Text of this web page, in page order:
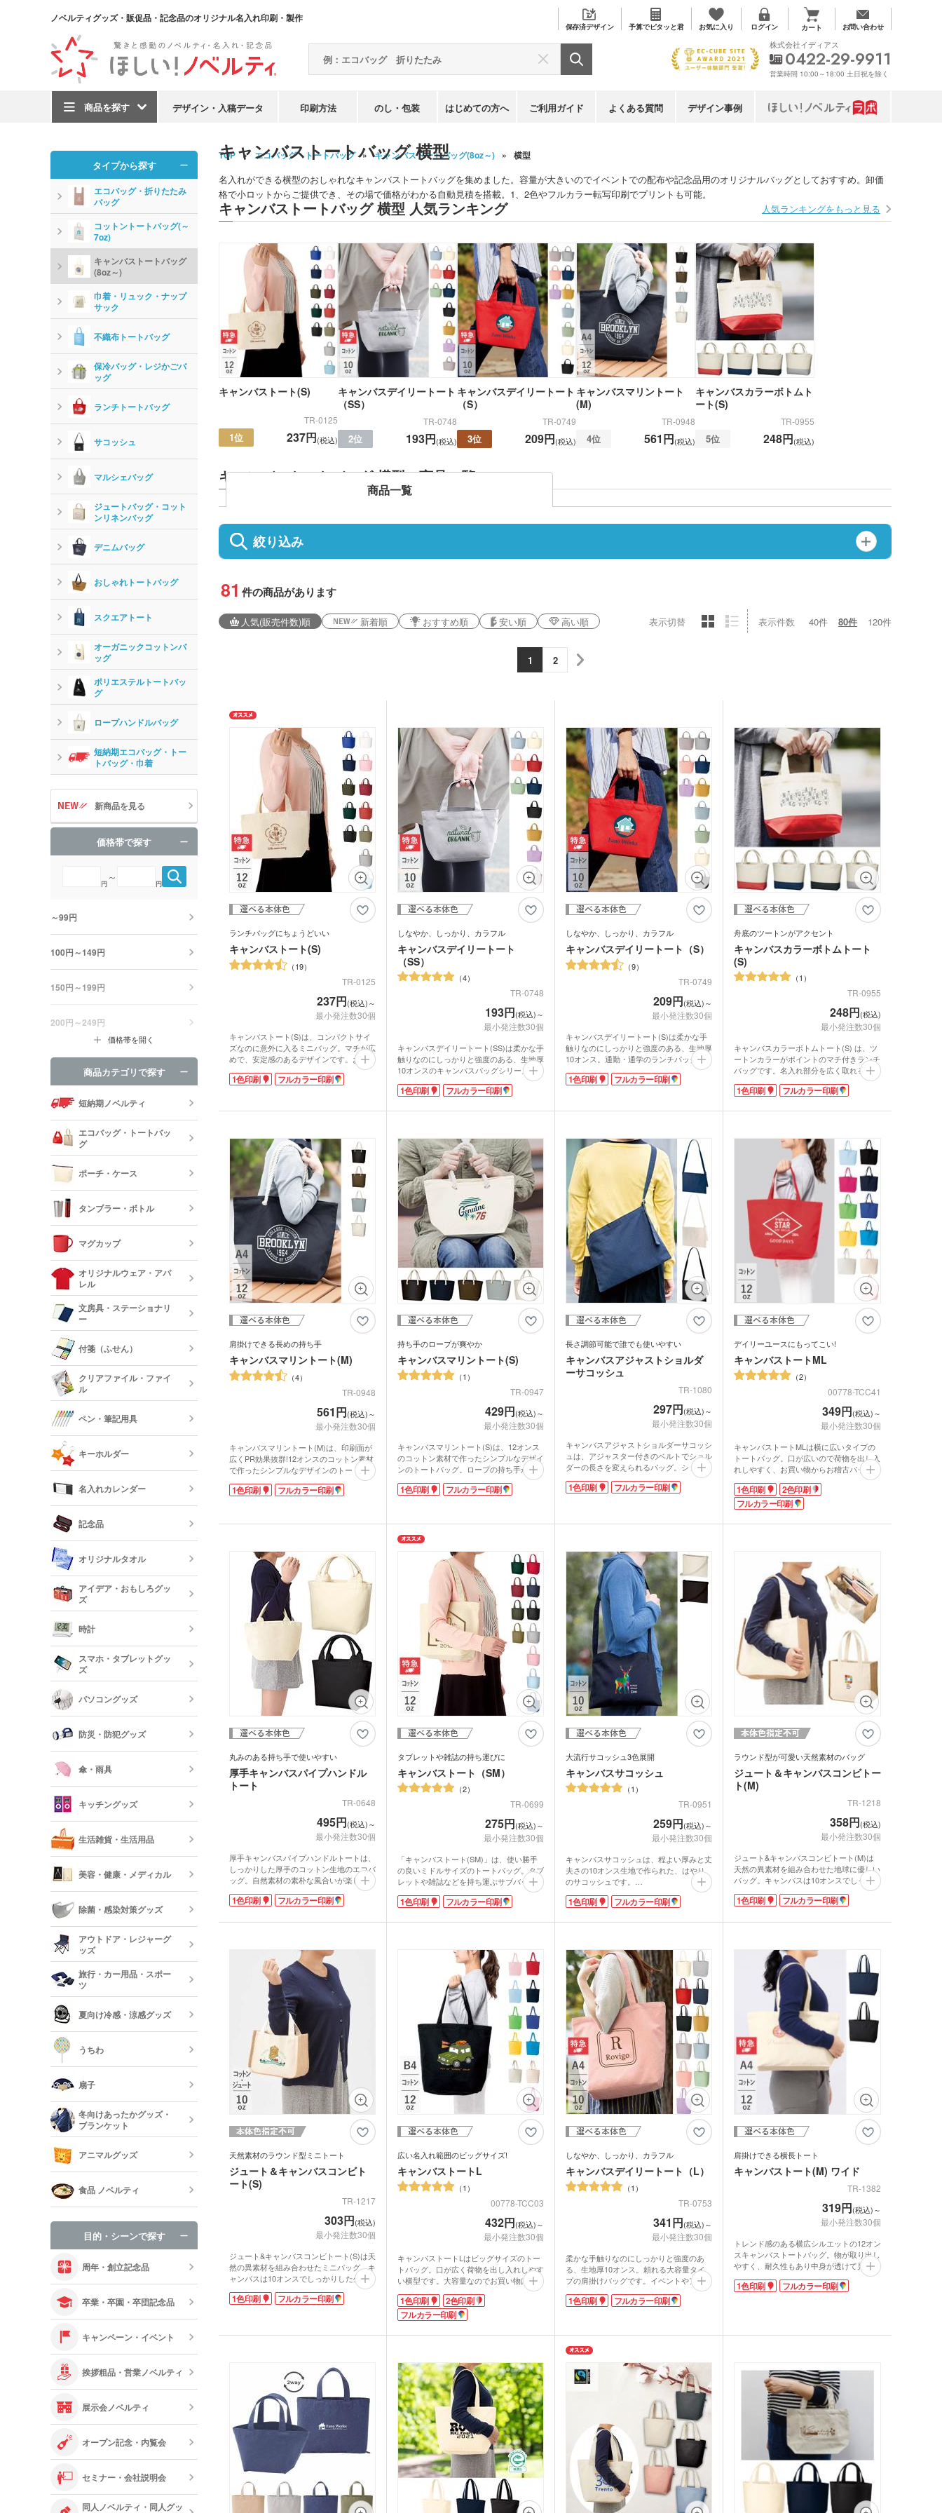
ノベルティグッズ・販促品・記念品のオリジナル名入れ印刷・製作
保存済デザイン 予算でピタッと君 お気に入り ログイン カート お問い合わせ
商品を探す デザイン・入稿データ 印刷方法 のし・包装 はじめての方へ ご利用ガイド よくある質問 デザイン事例
株式会社イディアス
0422-29-9911
営業時間 10:00～18:00 土日祝を除く
TOP エコバッグ・トートバッグ キャンバストートバッグ(8oz～) 横型
キャンバストートバッグ 横型
名入れができる横型のおしゃれなキャンバストートバッグを集めました。容量が大きいのでイベントでの配布や記念品用のオリジナルバッグとしておすすめ。卸価
格で小ロットからご提供でき、その場で価格がわかる自動見積を搭載。1、2色やフルカラー転写印刷でプリントも可能。
キャンバストートバッグ 横型 人気ランキング 人気ランキングをもっと見る
キャンバストート(S)
TR-0125
1位 237円(税込)
キャンバスデイリートート
（SS）
TR-0748
2位 193円(税込)
キャンバスデイリートート
（S）
TR-0749
3位 209円(税込)
キャンバスマリントート
(M)
TR-0948
4位 561円(税込)
キャンバスカラーボトムト
ート(S)
TR-0955
5位 248円(税込)
キャンバストートバッグ 横型 商品一覧
商品一覧
絞り込み
81 件の商品があります
人気(販売件数)順 新着順 おすすめ順 安い順 高い順 表示切替 表示件数 40件 80件 120件
1 2
ランチバッグにちょうどいい
キャンバストート(S)
19
TR-0125
237円(税込)～
最小発注数30個
キャンバストート(S)は、コンパクトサイ
ズなのに意外に入るミニバッグ。マチが広
めで、安定感のあるデザインです。お弁当
や小物などの持ち歩きにいかが。しっかり
した生地でコットン100%のナチュラルな
展示会のイメージカラーにあわせてバッグ
印刷面が広いためPR効果も抜群。社名や
ロゴを名入れしたオリジナルエコバッグ
は、小ロットでも制作可能です。
1色印刷 フルカラー印刷
しなやか、しっかり、カラフル
キャンバスデイリートート
（SS）
4
TR-0748
193円(税込)～
最小発注数30個
キャンバスデイリートート(SS)は柔かな手
触りなのにしっかりと強度のある、生地厚
10オンスのキャンバスバッグシリーズ。
お財布やスマホ、ハンカチなどの必要最低
限のモノの持ち運びに便利なサイズのバッ
りです。
ラーまで揃ったカラフルな色展開。企業カ
ラーやイベント・展示会のイメージカラー
にあわせて選ぶことができます。印刷面が
広いのでPR効果も抜群ですよ。
1色印刷 フルカラー印刷
しなやか、しっかり、カラフル
キャンバスデイリートート（S）
9
TR-0749
209円(税込)～
最小発注数30個
キャンバスデイリートート(S)は柔かな手
触りなのにしっかりと強度のある、生地厚
10オンス。通勤・通学のランチバッグに
ぴったりのサイズです。気軽に持てる大き
さなので、日常使いのサブバッグとしても
ラーまで揃ったカラフルな色展開。企業カ
にあわせて選ぶことができます。印刷面が
広いのでPR効果も抜群ですよ。
1色印刷 フルカラー印刷
舟底のツートンがアクセント
キャンバスカラーボトムトート
(S)
1
TR-0955
248円(税込)
最小発注数30個
キャンバスカラーボトムトート(S) は、ツ
ートンカラーがポイントのマチ付きランチ
バッグです。名入れ部分を広く取れるのが
特徴で、 本体色をアクセントにオリジナ
ルの名入れがしっかり目立ちます。
なコンパクトサイズで、ランチタイムやち
トンカラーがアクセントとなり、ベーシッ
クでありながら、お洒落なデザインは普段
使いにもピッタリ。企業カラーに合わせ
て、ひと味違ったノベルティバッグを制作
してみませんか?
1色印刷 フルカラー印刷
肩掛けできる長めの持ち手
キャンバスマリントート(M)
4
TR-0948
561円(税込)～
最小発注数30個
キャンバスマリントート(M)は、印刷面が
広くPR効果抜群!12オンスのコットン素材
で作ったシンプルなデザインのトートバッ
グです。雑貨店でオリジナルバッグを作っ
たり、お店のノベルティに人気がありま
慢です。街中やキャンパスでもお洒落に持
1色印刷 フルカラー印刷
持ち手のロープが爽やか
キャンバスマリントート(S)
1
TR-0947
429円(税込)～
最小発注数30個
キャンバスマリントート(S)は、12オンス
のコットン素材で作ったシンプルなデザイ
ンのトートバッグ。ロープの持ち手がアク
セントになっています。ロゴ印刷でオリジ
ナルのバッグが制作できるので来店プレゼ
ートバッグです。
1色印刷 フルカラー印刷
長さ調節可能で誰でも使いやすい
キャンバスアジャストショルダ
ーサコッシュ
TR-1080
297円(税込)～
最小発注数30個
キャンバスアジャストショルダーサコッシ
ュは、アジャスター付きのベルトでショル
ダーの長さを変えられるバッグ。ショルダ
ーを短くして持ち歩く流行のスタイルも可
能なので、スタイリッシュさを演出できま
しにくい安心設計になっています。
示会でのノベルティにおすすめ。シンプル
な無地のデザインで、フルカラーの印刷も
よく映えます。価格もお手頃なので、オリ
ジナルグッズとしての販売にもピッタリで
す。
1色印刷 フルカラー印刷
デイリーユースにもってこい!
キャンバストートML
2
00778-TCC41
349円(税込)～
最小発注数30個
キャンバストートMLは横に広いタイプの
トートバッグ。口が広いので荷物を出し入
れしやすく、お買い物からお稽古バッグま
12オンスの厚手キャンバス生地で、耐久性
もバッチリ。中身が透けて見えることがあ
カラーは定番色からカラフル色まで12種類
ます。販促ノベルティや同人バッグなど幅
広く活用いただけます。
1色印刷
2色印刷
フルカラー印刷
丸みのある持ち手で使いやすい
厚手キャンバスパイプハンドル
トート
TR-0648
495円(税込)～
最小発注数30個
厚手キャンバスパイプハンドルトートは、
しっかりした厚手のコットン生地のエコバ
ッグ。自然素材の素朴な風合いが楽しめま
す。ハンドル(持ち手)は、パイプのように
丸みのあるタイプ。持ちやすく、広めのマ
るバッグです。
1色印刷 フルカラー印刷
タブレットや雑誌の持ち運びに
キャンバストート（SM）
2
TR-0699
275円(税込)～
最小発注数30個
「キャンバストート(SM)」は、使い勝手
の良いミドルサイズのトートバッグ。タブ
レットや雑誌などを持ち運ぶサブバッグに
ぴったり。レッスンバッグにも重宝しま
す。印刷面が広いのでPR効果抜群。オリ
能です。自然な風合いのコットン素材、ど
ラルカラーと、選べて楽しい豊富なカラー
をご用意しました。
1色印刷 フルカラー印刷
大流行サコッシュ3色展開
キャンバスサコッシュ
1
TR-0951
259円(税込)～
最小発注数30個
キャンバスサコッシュは、程よい厚みと丈
夫さの10オンス生地で作られた、はやり
のサコッシュです。
中身が取り出しやすく、必要最低限の荷物
を入れる設計のサコッシュは、アウトドア
爆発的に人気が広がり、今も大流行中。口
も安心。長めのハンドルは結んでもオシャ
レになりますね。
オリジナルの名入れバッグは小ロットから
作れるので、展示会やイベント、セミナー
などにもぴったりのノベルティです。
1色印刷 フルカラー印刷
ラウンド型が可愛い天然素材のバッグ
ジュート＆キャンバスコンビトー
ト(M)
TR-1218
358円(税込)
最小発注数30個
ジュート&キャンバスコンビトート(M)は
天然の異素材を組み合わせた地球に優しい
バッグ。キャンバスは10オンスでしっかり
した生地感です。ジュートは麻の一種の天
然素材。ざっくりとしたジュートの素材感
ゃれです!ジュート裏はコーティング加工
肩掛けできてA4サイズの書類がぴったり
入るサイズ感です。マチが広く収納しやす
いので普段使いにも活躍します。1色印刷
か転写印刷をして贈り物や引き出物などに
お勧めです。
1色印刷 フルカラー印刷
天然素材のラウンド型ミニトート
ジュート＆キャンバスコンビト
ート(S)
TR-1217
303円(税込)
最小発注数30個
ジュート&キャンバスコンビトート(S)は天
然の異素材を組み合わせたミニバッグ。キ
ャンバスは10オンスでしっかりした生地
感です。麻の一種で天然素材のジュートは
ざっくりとした素材感でお洒落!裏はコー
ラウンド型でコロンとした形がキュート。
です。ランチトートはもちろん普段使いに
もお勧め。1色印刷か転写印刷が可能で
す。オープン記念やカフェのオリジナルノ
ベルティにいかがでしょうか。
1色印刷 フルカラー印刷
広い名入れ範囲のビッグサイズ!
キャンバストートL
1
00778-TCC03
432円(税込)～
最小発注数30個
キャンバストートLはビッグサイズのトー
トバッグ。口が広く荷物を出し入れしやす
い横型です。大容量なのでお買い物はもち
ろん、ランドリーバッグからアウトドアま
でマルチに大活躍!
12オンスの厚手キャンバス生地で、耐久
ありません。
ラー印刷が対応可能。印刷するデザインに
よってオリジナリティの高いバッグを製作
できます。販促ノベルティや同人バッグな
ど幅広く活用いただけます。
1色印刷
2色印刷
フルカラー印刷
しなやか、しっかり、カラフル
キャンバスデイリートート（L）
1
TR-0753
341円(税込)～
最小発注数30個
柔かな手触りなのにしっかりと強度のあ
る、生地厚10オンス。頼れる大容量タイ
プの肩掛けバッグです。イベントやアウト
ドア、レジャーなどで大活躍します。スー
パーでのまとめ買いにも!
ラーやイベント・展示会のイメージカラー
にあわせて選ぶことができます。印刷面が
1色印刷 フルカラー印刷
肩掛けできる横長トート
キャンバストート(M) ワイド
TR-1382
319円(税込)～
最小発注数30個
トレンド感のある横広シルエットの12オン
スキャンバストートバッグ。物が取り出し
やすく、耐久性もあり中身が透けて見える
ことがありません。肩掛けができる長めの
ハンドル。舟底マチ付きでA4書類やPC・
シンプルな無地のデザインのバッグは、ロ
PR効果抜群です。
1色印刷 フルカラー印刷
タイプから探す
エコバッグ・折りたたみ
バッグ
コットントートバッグ(～
7oz)
キャンバストートバッグ
(8oz～)
巾着・リュック・ナップ
サック
不織布トートバッグ
保冷バッグ・レジかごバ
ッグ
ランチトートバッグ
サコッシュ
マルシェバッグ
ジュートバッグ・コット
ンリネンバッグ
デニムバッグ
おしゃれトートバッグ
スクエアトート
オーガニックコットンバ
ッグ
ポリエステルトートバッ
グ
ロープハンドルバッグ
短納期エコバッグ・トー
トバッグ・巾着
新商品を見る
価格帯で探す
円
～
円
～99円
100円～149円
150円～199円
200円～249円
価格帯を開く
商品カテゴリで探す
短納期ノベルティ
エコバッグ・トートバッ
グ
エコバッグ・折りたたみバ
ッグ
コットントートバッグ(～
キャンバストートバッグ
(8oz～)
巾着・リュック・ナップサ
ック
不織布トートバッグ
保冷バッグ・レジかごバッ
ランチトートバッグ サコッシュ マルシェバッグ
ジュートバッグ・コットン
リネンバッグ
デニムバッグ おしゃれトートバッグ
スクエアトート
オーガニックコットンバッ
グ
ポリエステルトートバッグ
ロープハンドルバッグ
短納期エコバッグ・トート
ポーチ・ケース
キャンバスポーチ ポリエステルポーチ クリア・ビニールポーチ
デニムポーチ 本革・レザー調ポーチ フラットポーチ
コスメポーチ
スマホショルダー・スマホ
ポーチ
短納期ポーチ
タンブラー・ボトル
ステンレスタンブラー・ア
ルミタンブラー
台紙タンブラー（カスタム
デザインタンブラー）
プラスチックタンブラー
保冷・保温タンブラー
ステンレスボトル・マグボ
トル
アルミボトル・マウンテン
ボトル（カラビナ付）
クリアボトル・プラスチッ
クボトル
スープジャー・フードポッ
ト
ミニボトル・ポケットボト
ル
オリジナルグラス・ビアグ
ボトルホルダー・ペットボ
マグカップ
陶器マグカップ・磁器マグ
カップ
ガラスマグカップ
プラスチックマグカップ・
バンブーマグカップ
ステンレスマグカップ 湯のみ
オリジナルウェア・アパ
レル
オリジナルTシャツ(半袖・
長袖)
オリジナルポロシャツ(半
袖・長袖)
オリジナルドライTシャツ・
ドライウェア(半袖・長袖)
オリジナルロンT・長袖Tシ
ャツ
オリジナルキッズウェア オリジナルユニフォーム
文房具・ステーショナリ
ー
メモ帳 ノート・手帳 マグネット
バインダー・クリップボー
フォトフレーム
クリーナー ペンケース・筆箱 ペン立て・トレイ
カードケース・カードホル
ケース・マルチケース
ブックカバー・ルーペ・し
ッチキス他
短納期文房具・ステーショナ
リー
付箋（ふせん）
短納期付箋（ふせん）
クリアファイル・ファイ
ル
名入れクリアファイル（箔
押し・シルク）
ドキュメントファイル・そ
の他ファイル
短納期クリアファイル
ペン・筆記用具
フリクション ジェットストリーム ボールペン(単色)
プペン付など)
万年筆 サインペン・筆ペン マーカー・蛍光ペン
クレヨン・色鉛筆・鉛筆 ペンセット・文具セット 消しゴム・修正テープ
短納期ボールペン
キーホルダー
レクターキーホルダー
名入れカレンダー
記念品
記念品 タンブラー 記念品 マグカップ 記念品 ボトル・水筒
記念品 グラス 記念品 バッグ 記念品 時計
記念品 ステーショナリ
ー・文房具
記念品 ボールペン・筆記
記念品 タオル
記念品 写真立て・フォト
フレーム
記念品 モバイルバッテリ
ー・充電器
記念品 USBグッズ
記念品 印鑑ケース・ネー
ムペン・朱肉
記念品 キーホルダー 記念品 防災グッズ
オリジナルタオル
オリジナルフェイスタオル オリジナルハンカチタオル
オリジナルミニハンカチタ
オル
オリジナルハンドタオル オリジナルマフラータオル オリジナルスポーツタオル
オリジナルバスタオル 名入れタオル・粗品タオル ノベルティタオル
短納期オリジナルタオル
アイデア・おもしろグッ
ズ
時計
時計 電波時計
スマホ・タブレットグッ
ズ
モバイルバッテリー・充電
器
タッチペン タブレットケース
スマホモバイルスタンド イヤホン・スピーカー
スマホクリーナー・マイク
ロファイバークロス
モバイル スマホケース スマホ関連アクセサリー
短納期スマホ・タブレット
グッズ
パソコングッズ
USBグッズ マウスパッド PCクリーナー
防災・防犯グッズ
防災セット・非常持出袋
ライト・LEDライト・懐中
電灯
ラジオ
反射板・リフレクター 防犯ブザー・ホイッスル アルミブランケット他
傘・雨具
傘カバー・雨具
キッチングッズ
箸・カトラリー・スプーン オリジナル コースター
ランチボックス・お弁当
箱・フードポット
食器 キッチン 消耗品 キッチン雑貨
生活雑貨・生活用品
フォトフレーム・ピクチャ
ーボード
ライト・ランタン ウェットティッシュ
収納グッズ ドライバー・工具 消臭・芳香剤・アロマ
靴べら・バッグハンガー他
美容・健康・メディカル
コスメポーチ マスクケース
名入れマスク(オリジナル印
刷)
マスク(既製品)
メディカル・エチケットグ
ッズ
日傘(UV対策)
除菌・感染対策グッズ
名入れマスク(オリジナル印
刷)
マスク(既製品) マスクケース
ハンド・除菌関連グッズ
アウトドア・レジャーグ
ッズ
アウトドア 食器・調理器具
レジャーシート・折りたた
みチェア
ランタン
レジャーバッグ マルチツール・双眼鏡他
旅行・カー用品・スポー
ツ
トラベルグッズ スポーツ
夏向け冷感・涼感グッズ
保冷剤・冷却パック・氷の
う
ハンディファン・ハンディ
扇風機
クールタオル
うちわ
オリジナルうちわ
扇子
既製品扇子（名入れ扇子）
冬向けあったかグッズ・
ブランケット
オリジナルブランケット ノベルティブランケット カイロ・湯たんぽ
手袋・ネックウォーマー他
アニマルグッズ
食品 ノベルティ
食料品・調味料（グルメギ
目的・シーンで探す
周年・創立記念品
卒業・卒園・卒団記念品
キャンペーン・イベント
挨拶粗品・営業ノベルティ
展示会ノベルティ
オープン記念・内覧会
セミナー・会社説明会
同人ノベルティ・同人グッ